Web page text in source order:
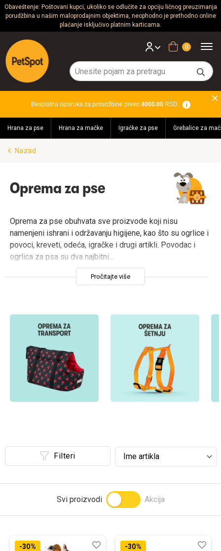
Obaveštenje: Poštovani kupci, ukoliko se odlučite za opciju ličnog preuzimanja
porudžbina u našim maloprodajnim objektima, neophodno je prethodno online
plaćanje isključivo platnim karticama.
Psi
Mačke
Glodari
Akvaristika
Teraristika
Brendovi
Prijavi se
Korpa
Besplatna isporuka za porudžbine preko 4000.00RSD.
Hrana za pse Hrana za mačke Igračke za pse Grebalice za
Nazad
Oprema za pse
Oprema za pse obuhvata sve proizvode koji nisu
namenjeni ishrani i održavanju higijene, kao što su ogrlice i
povoci, kreveti, odeća, igračke i drugi artikli. Povodac i
ogrlica za psa su dva najbitni...
Pročitajte više
Filteri
Svi proizvodi Akcija
-30%
Lista
Uporedi-30%